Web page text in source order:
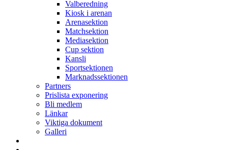
Valberedning
Kiosk i arenan
Arenasektion
Matchsektion
Mediasektion
Cup sektion
Kansli
Sportsektionen
Marknadssektionen
Partners
Prislista exponering
Bli medlem
Länkar
Viktiga dokument
Galleri